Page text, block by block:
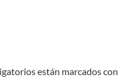
están marcados con